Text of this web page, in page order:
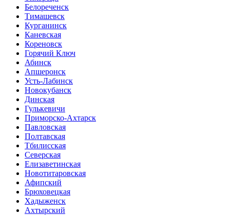
Белореченск
Тимашевск
Курганинск
Каневская
Кореновск
Горячий Ключ
Абинск
Апшеронск
Усть-Лабинск
Новокубанск
Динская
Гулькевичи
Приморско-Ахтарск
Павловская
Полтавская
Тбилисская
Северская
Елизаветинская
Новотитаровская
Афипский
Брюховецкая
Хадыженск
Ахтырский